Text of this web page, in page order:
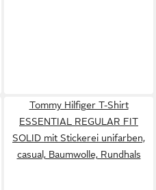
Tommy Hilfiger T-Shirt
ESSENTIAL REGULAR FIT
SOLID mit Stickerei unifarben,
casual, Baumwolle, Rundhals